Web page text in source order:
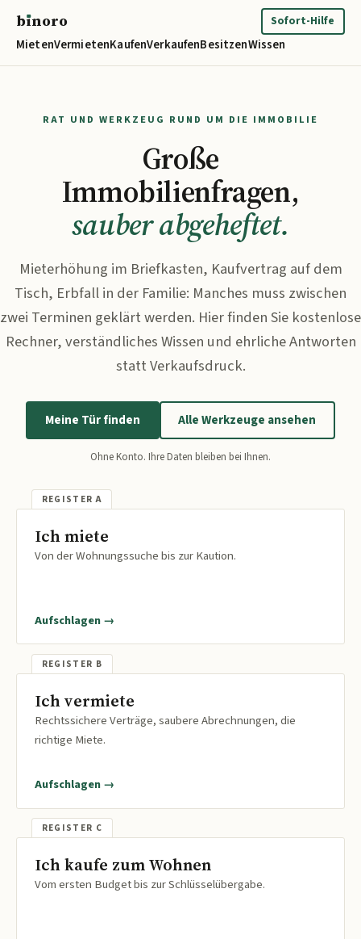
bınoro
MietenVermietenKaufenVerkaufenBesitzenWissen
Sofort-Hilfe
RAT UND WERKZEUG RUND UM DIE IMMOBILIE
Große
Immobilienfragen,
sauber abgeheftet.
Mieterhöhung im Briefkasten, Kaufvertrag auf dem
Tisch, Erbfall in der Familie: Manches muss zwischen
zwei Terminen geklärt werden. Hier finden Sie kostenlose
Rechner, verständliches Wissen und ehrliche Antworten
statt Verkaufsdruck.
Meine Tür finden Alle Werkzeuge ansehen
Ohne Konto. Ihre Daten bleiben bei Ihnen.
Ich miete
Von der Wohnungssuche bis zur Kaution.
Aufschlagen →
Ich vermiete
Rechtssichere Verträge, saubere Abrechnungen, die
richtige Miete.
Aufschlagen →
Ich kaufe zum Wohnen
Vom ersten Budget bis zur Schlüsselübergabe.